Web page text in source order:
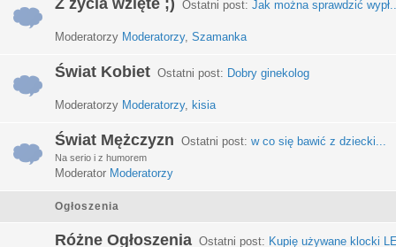
Z życia wzięte ;) Ostatni post: Jak można sprawdzić
Moderatorzy Moderatorzy, Szamanka
Świat Kobiet Ostatni post: Dobry ginekolog
Moderatorzy Moderatorzy, kisia
Świat Mężczyzn Ostatni post: w co się bawić z dziecki...
Na serio i z humorem
Moderator Moderatorzy
Ogłoszenia
Różne Ogłoszenia Ostatni post: Kupię używane klocki